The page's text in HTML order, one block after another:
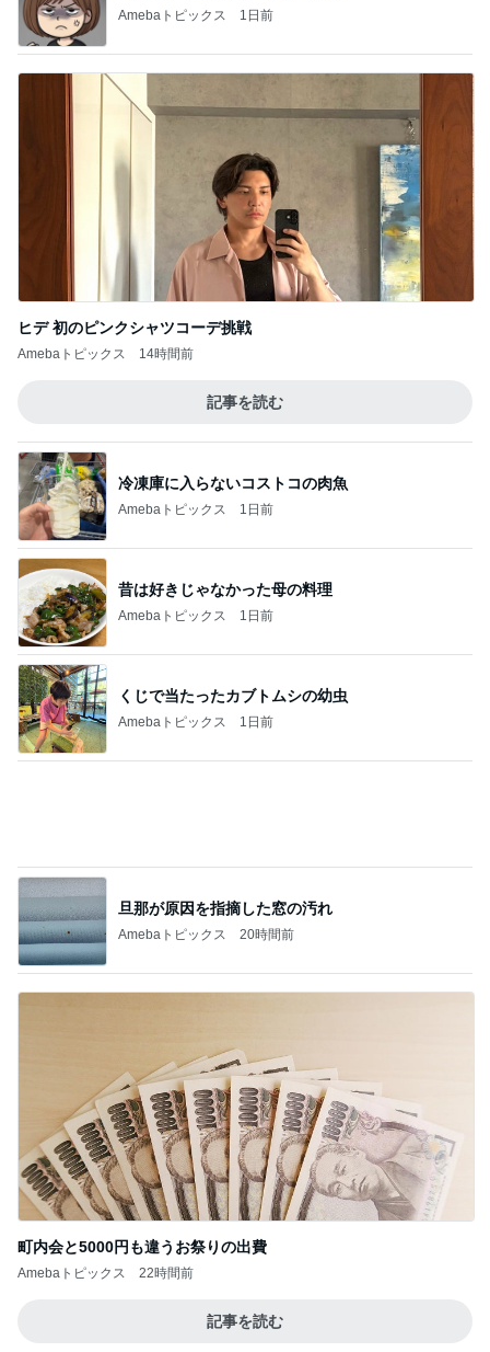
町内会と5000円も違うお祭りの出費
記事を読む
全てが新鮮な組み合わせのパフェ
Amebaトピックス 1日前
Amebaトピックス 6時間前
浮気した夫の億する価値のパソコン
Amebaトピックス 1日前
Amebaトピックス 18時間前